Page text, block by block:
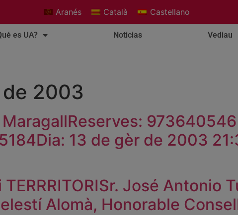
Aranés Català Castellano
es UA? Noticias Vediau
2003
13 de gèr de 2003
José Antonio
Alomà, Honorable